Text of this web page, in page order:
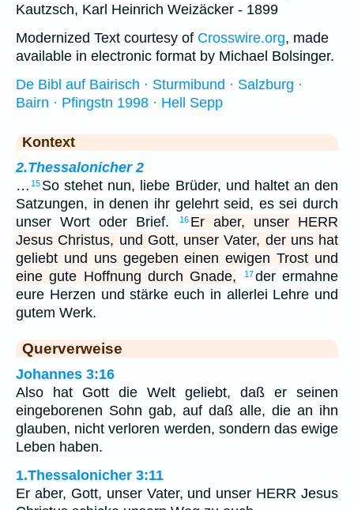
Kautzsch, Karl Heinrich Weizäcker - 1899
Modernized Text courtesy of Crosswire.org, made
available in electronic format by Michael Bolsinger.
De Bibl auf Bairisch · Sturmibund · Salzburg ·
Bairn · Pfingstn 1998 · Hell Sepp
Kontext
2.Thessalonicher 2
… 15 So stehet nun, liebe Brüder, und haltet an den
Satzungen, in denen ihr gelehrt seid, es sei durch
unser Wort oder Brief.
16 Er aber, unser HERR
Jesus Christus, und Gott, unser Vater, der uns hat
geliebt und uns gegeben einen ewigen Trost und
eine gute Hoffnung durch Gnade,
17der ermahne
eure Herzen und stärke euch in allerlei Lehre und
gutem Werk.
Querverweise
Johannes 3:16
Also hat Gott die Welt geliebt, daß er seinen
eingeborenen Sohn gab, auf daß alle, die an ihn
glauben, nicht verloren werden, sondern das ewige
Leben haben.
1.Thessalonicher 3:11
Er aber, Gott, unser Vater, und unser HERR Jesus